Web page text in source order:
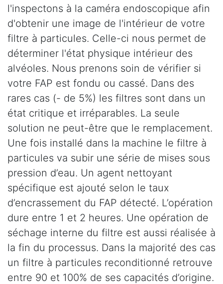
l'inspectons à la caméra endoscopique afin
d'obtenir une image de l'intérieur de votre
filtre à particules. Celle-ci nous permet de
déterminer l'état physique intérieur des
alvéoles. Nous prenons soin de vérifier si
votre FAP est fondu ou cassé. Dans des
rares cas (- de 5%) les filtres sont dans un
état critique et irréparables. La seule
solution ne peut-être que le remplacement.
Une fois installé dans la machine le filtre à
particules va subir une série de mises sous
pression d’eau. Un agent nettoyant
spécifique est ajouté selon le taux
d’encrassement du FAP détecté. L’opération
dure entre 1 et 2 heures. Une opération de
séchage interne du filtre est aussi réalisée à
la fin du processus. Dans la majorité des cas
un filtre à particules reconditionné retrouve
entre 90 et 100% de ses capacités d’origine.